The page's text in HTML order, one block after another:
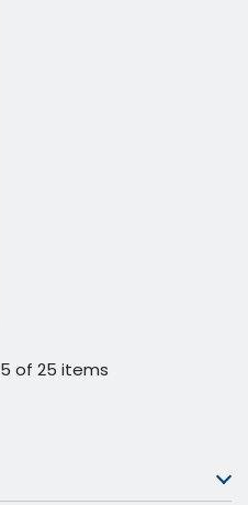
of 25 items